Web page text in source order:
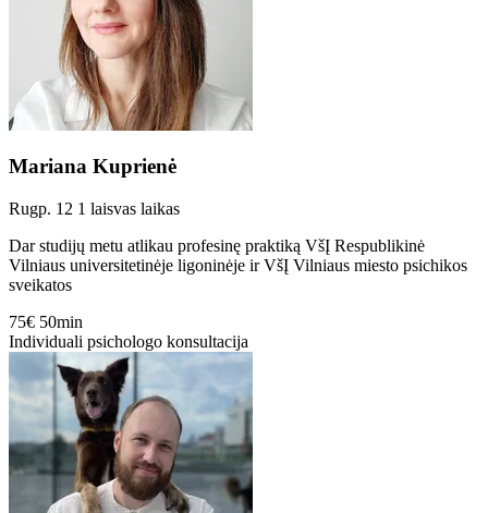
Mariana Kuprienė
Rugp. 12 1 laisvas laikas
Dar studijų metu atlikau profesinę praktiką VšĮ Respublikinė
Vilniaus universitetinėje ligoninėje ir VšĮ Vilniaus miesto psichikos
sveikatos
75€ 50min
Individuali psichologo konsultacija